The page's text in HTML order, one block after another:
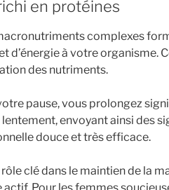
en protéines
complexes
d’énergie à votre organisme.
des nutriments.
pause, vous prolongez
envoyant ainsi des
douce et très efficace.
clé dans le maintien de la